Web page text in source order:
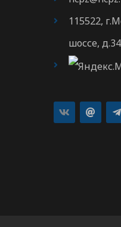
115522,
шоссе, д.34